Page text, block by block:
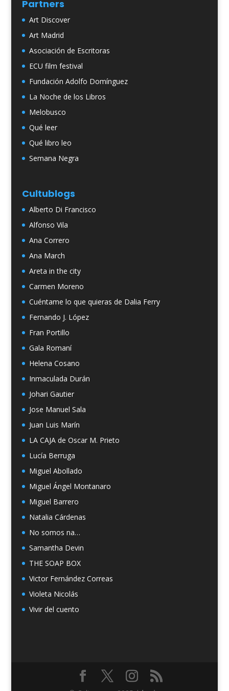
Partners
Art Discover
Art Madrid
Asociación de Escritoras
ECU film festival
Fundación Adolfo Domínguez
La Noche de los Libros
Melobusco
Qué leer
Qué libro leo
Semana Negra
Cultublogs
Alberto Di Francisco
Alfonso Vila
Ana Correro
Ana March
Areta in the city
Carmen Moreno
Cuéntame lo que quieras de Dalia Ferry
Fernando J. López
Fran Portillo
Gala Romaní
Helena Cosano
Inmaculada Durán
Johari Gautier
Jose Manuel Sala
Juan Luis Marín
LA CAJA de Oscar M. Prieto
Lucía Berruga
Miguel Abollado
Miguel Ángel Montanaro
Miguel Barrero
Natalia Cárdenas
No somos na…
Samantha Devin
THE SOAP BOX
Victor Fernández Correas
Violeta Nicolás
Vivir del cuento